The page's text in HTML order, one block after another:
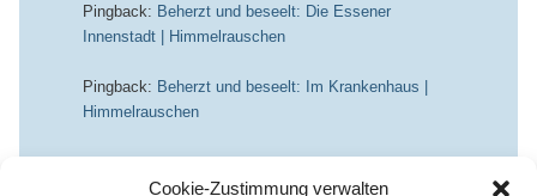
Cookie-Zustimmung verwalten
Pingback: Beherzt und beseelt: Die Essener
Innenstadt | Himmelrauschen
Pingback: Beherzt und beseelt: Im Krankenhaus |
Himmelrauschen
Die Kommentare sind